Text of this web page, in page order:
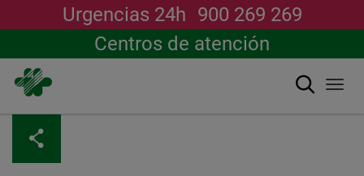
contenido
principal
Urgencias 24h 900 269 269
Centros de atención
Buscar